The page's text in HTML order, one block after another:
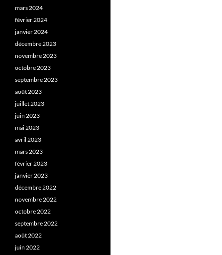
mars 2024
février 2024
janvier 2024
décembre 2023
novembre 2023
octobre 2023
septembre 2023
août 2023
juillet 2023
juin 2023
mai 2023
avril 2023
mars 2023
février 2023
janvier 2023
décembre 2022
novembre 2022
octobre 2022
septembre 2022
août 2022
juin 2022